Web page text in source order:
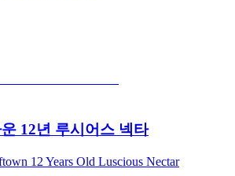
12년 루시어스 넥타
12 Years Old Luscious Nectar